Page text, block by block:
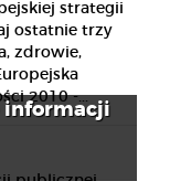
strategii
ostatnie trzy
zdrowie,
2010 -...
informacji